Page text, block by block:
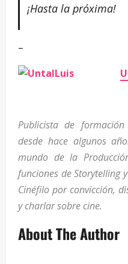
¡Hasta la próxima!
–
Publicista de
desde hace algunos
mundo de la
funciones de Storytelling
Cinéfilo por convicción,
y charlar sobre cine.
About The Author